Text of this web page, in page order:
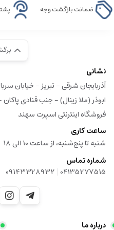
ضمانت بازگشت وجه
نشانی
آذربایجان شرقی - تبریز - خیابان
فروشگاه اینترنتی اسپرت سهند
ساعت کاری
شنبه تا پنج‌شنبه، از ساعت 10 الی 18
شماره تماس
04135277515
|
09143328932
درباره ما